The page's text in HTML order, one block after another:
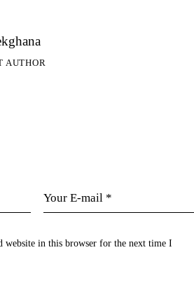
AUTHOR
website in this browser for the next time I